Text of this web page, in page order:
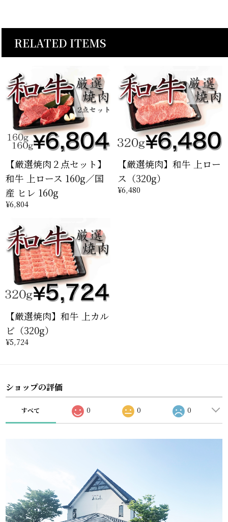
RELATED ITEMS
【厳選焼肉２点セット】
和牛 上ロース 160g／国
産 ヒレ 160g
¥6,804
【厳選焼肉】和牛 上ロー
ス（320g）
¥6,480
【厳選焼肉】和牛 上カル
ビ（320g）
¥5,724
ショップの評価
すべて 0 0 0